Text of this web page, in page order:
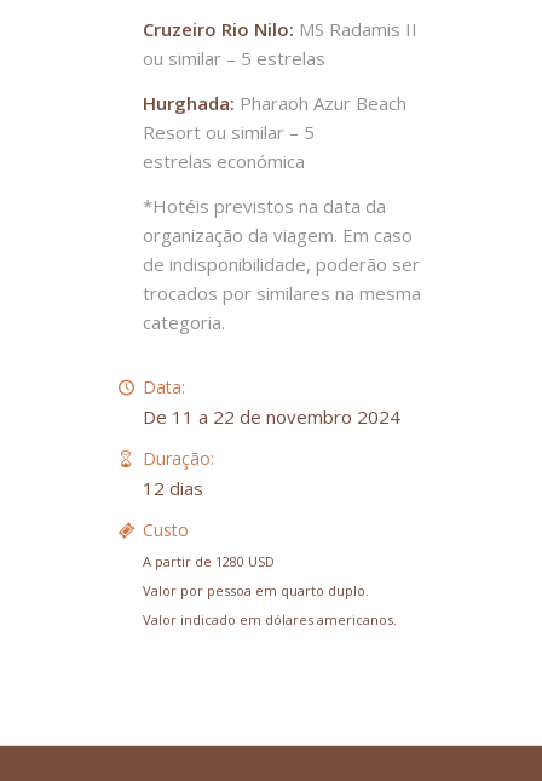
Cruzeiro Rio Nilo: MS Radamis II
ou similar – 5 estrelas
Hurghada: Pharaoh Azur Beach
Resort ou similar – 5
estrelas económica
*Hotéis previstos na data da
organização da viagem. Em caso
de indisponibilidade, poderão ser
trocados por similares na mesma
categoria.
Data:
De 11 a 22 de novembro 2024
Duração:
12 dias
Custo
A partir de 1280 USD
Valor por pessoa em quarto duplo.
Valor indicado em dólares americanos.